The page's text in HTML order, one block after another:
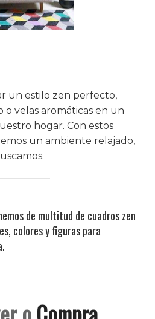
un estilo zen perfecto,
o velas aromáticas en un
hogar. Con estos
un ambiente relajado,
de multitud de cuadros zen
colores y figuras para